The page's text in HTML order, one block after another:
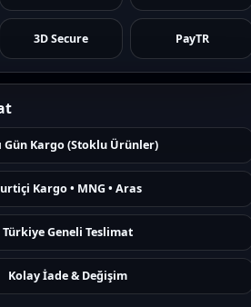
3D Secure PayTR
Gün Kargo (Stoklu Ürünler)
Kargo • MNG • Aras
Türkiye Geneli Teslimat
Kolay İade & Değişim